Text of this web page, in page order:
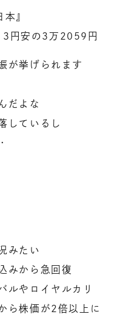
』
円安の3万2059円
が挙げられます
だよな
しているし
みたい
みから急回復
ルやロイヤルカリ
ら株価が2倍以上に